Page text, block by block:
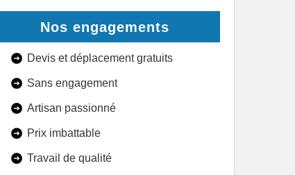
Nos engagements
Devis et déplacement gratuits
Sans engagement
Artisan passionné
Prix imbattable
Travail de qualité